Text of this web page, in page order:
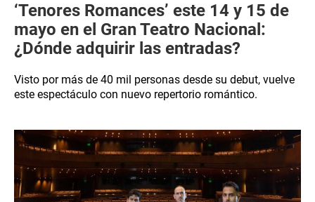
‘Tenores Romances’ este 14 y 15 de
mayo en el Gran Teatro Nacional:
¿Dónde adquirir las entradas?
Visto por más de 40 mil personas desde su debut, vuelve
este espectáculo con nuevo repertorio romántico.